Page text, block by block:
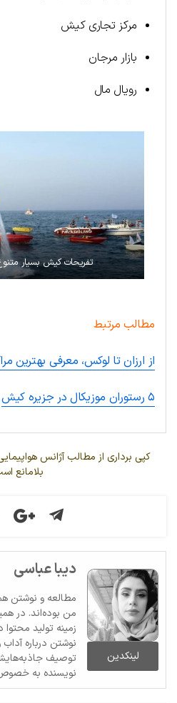
مرکز تجاری کیش
بازار مرجان
رویال مال
تفریحات کیش بسیار
مطالب مرتبط
از ارزان تا لوکس، معرفی بهترین
۵ رستوران موزیکال در جزیره کیش
کپی برداری از مطالب آژانس
بلامانع
لینکدین
دیبا عباسی
مطالعه و نوشتن
من بوده‌اند. در
زمینه تولید
نوشتن درباره
توصیف
نویسنده به